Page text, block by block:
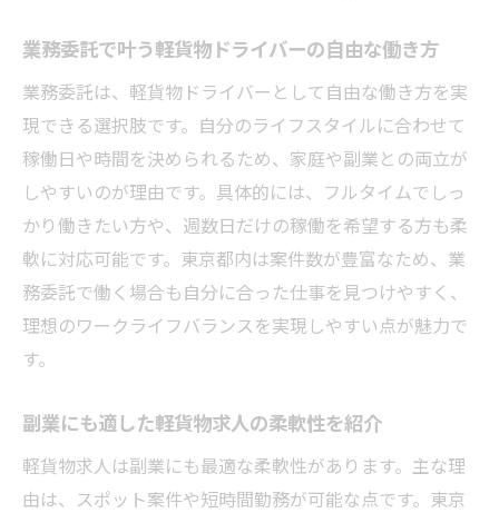
業務委託で叶う軽貨物ドライバーの自由な働き方
業務委託は、軽貨物ドライバーとして自由な働き方を実
現できる選択肢です。自分のライフスタイルに合わせて
稼働日や時間を決められるため、家庭や副業との両立が
しやすいのが理由です。具体的には、フルタイムでしっ
かり働きたい方や、週数日だけの稼働を希望する方も柔
軟に対応可能です。東京都内は案件数が豊富なため、業
務委託で働く場合も自分に合った仕事を見つけやすく、
理想のワークライフバランスを実現しやすい点が魅力で
す。
副業にも適した軽貨物求人の柔軟性を紹介
軽貨物求人は副業にも最適な柔軟性があります。主な理
由は、スポット案件や短時間勤務が可能な点です。東京